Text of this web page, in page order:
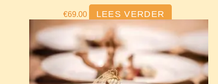
€69.00 LEES VERDER